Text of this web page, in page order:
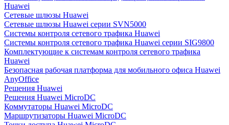
Huawei
Сетевые шлюзы Huawei
Сетевые шлюзы Huawei серии SVN5000
Системы контроля сетевого трафика Huawei
Системы контроля сетевого трафика Huawei серии SIG9800
Комплектующие к системам контроля сетевого трафика
Huawei
Безопасная рабочая платформа для мобильного офиса Huawei
AnyOffice
Решения Huawei
Решения Huawei MicroDC
Коммутаторы Huawei MicroDC
Маршрутизаторы Huawei MicroDC